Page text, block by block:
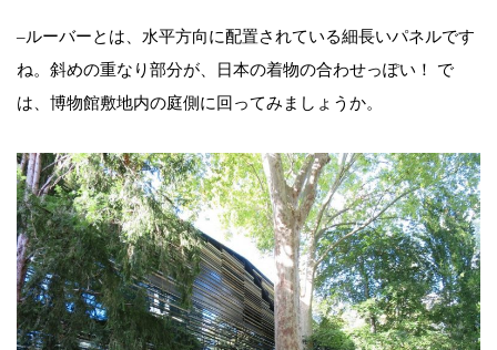
–ルーバーとは、水平方向に配置されている細長いパネルです
ね。斜めの重なり部分が、日本の着物の合わせっぽい！ で
は、博物館敷地内の庭側に回ってみましょうか。